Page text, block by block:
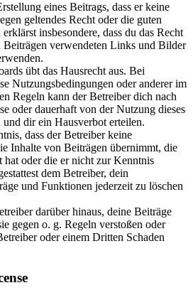
eines Beitrags, dass er keine
geltendes Recht oder die guten
insbesondere, dass du das Recht
Beiträgen verwendeten Links und Bilder
übt das Hausrecht aus. Bei
Nutzungsbedingungen oder anderer im
Regeln kann der Betreiber dich nach
oder dauerhaft von der Nutzung dieses
und dir ein Hausverbot erteilen.
dass der Betreiber keine
Inhalte von Beiträgen übernimmt, die
hat oder die er nicht zur Kenntnis
dem Betreiber, dein
und Funktionen jederzeit zu löschen
darüber hinaus, deine Beiträge
gegen o. g. Regeln verstoßen oder
oder einem Dritten Schaden